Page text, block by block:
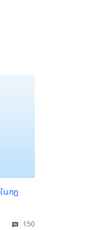
นกฎ
150